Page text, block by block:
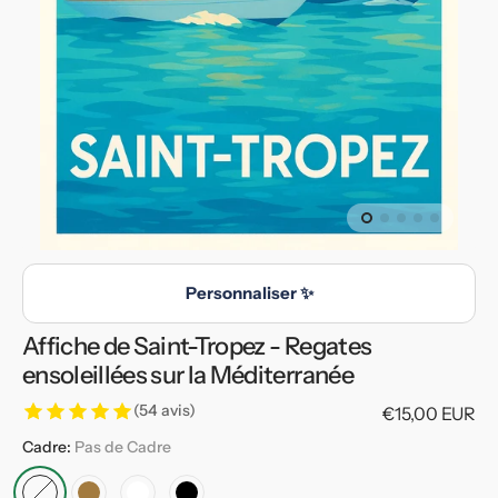
vedette
dans
la
vue
de
la
Personnaliser ✨
Affiche de Saint-Tropez - Regates
ensoleillées sur la Méditerranée
(54 avis)
Prix
€15,00 EUR
Cadre: Pas de Cadre